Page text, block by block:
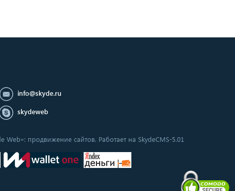
info@skyde.ru
skydeweb
Web»: продвижение сайтов. Работает на SkydeCMS-5.01